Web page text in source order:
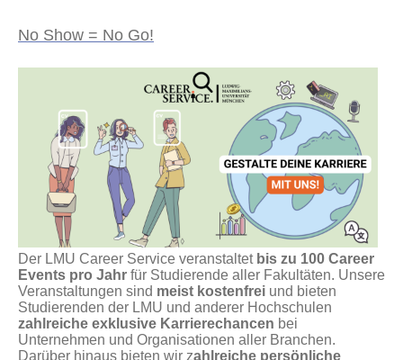
No Show = No Go!
Der LMU Career Service veranstaltet bis zu 100 Career
Events pro Jahr für Studierende aller Fakultäten. Unsere
Veranstaltungen sind meist kostenfrei und bieten
Studierenden der LMU und anderer Hochschulen
zahlreiche exklusive Karrierechancen bei
Unternehmen und Organisationen aller Branchen.
Darüber hinaus bieten wir zahlreiche persönliche